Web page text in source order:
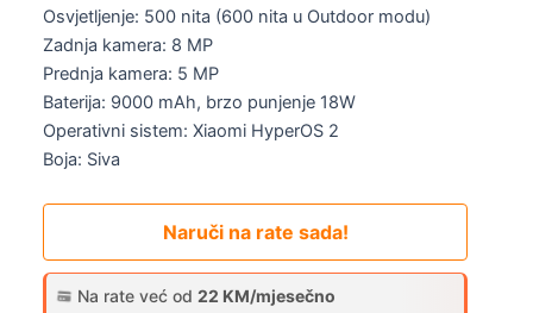
Osvjetljenje: 500 nita (600 nita u Outdoor modu)
Zadnja kamera: 8 MP
Prednja kamera: 5 MP
Baterija: 9000 mAh, brzo punjenje 18W
Operativni sistem: Xiaomi HyperOS 2
Boja: Siva
Na rate već od 22 KM/mjesečno
Naruči na rate sada!